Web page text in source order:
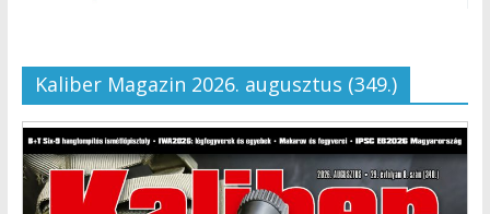
Kaliber Magazin 2026. augusztus (349.)